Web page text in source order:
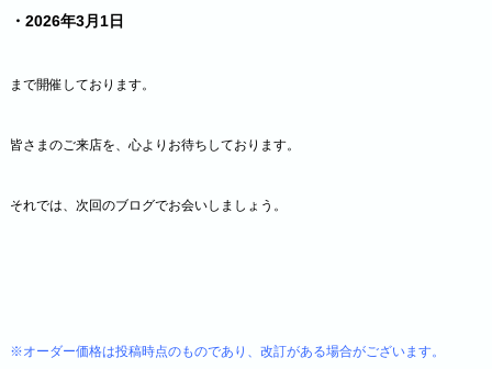
・2026年3月1日
まで開催しております。
皆さまのご来店を、心よりお待ちしております。
それでは、次回のブログでお会いしましょう。
※オーダー価格は投稿時点のものであり、改訂がある場合がございます。